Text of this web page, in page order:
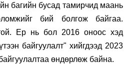
багийн бусад тамирчид маань
бий болгож байгаа.
Ер нь бол 2016 оноос хэд
байгуулалт" хийгдээд 2023
өндөрлөж байна.